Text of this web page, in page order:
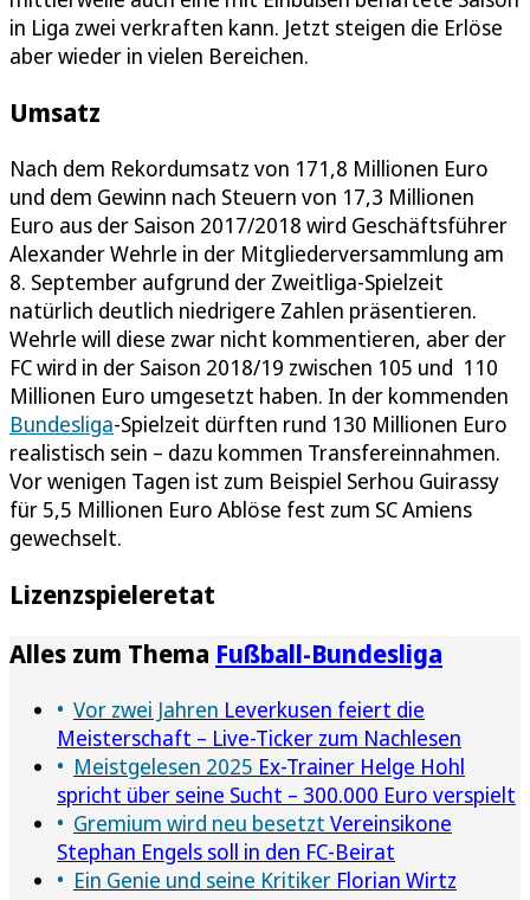
in Liga zwei verkraften kann. Jetzt steigen die Erlöse
aber wieder in vielen Bereichen.
Umsatz
Nach dem Rekordumsatz von 171,8 Millionen Euro
und dem Gewinn nach Steuern von 17,3 Millionen
Euro aus der Saison 2017/2018 wird Geschäftsführer
Alexander Wehrle in der Mitgliederversammlung am
8. September aufgrund der Zweitliga-Spielzeit
natürlich deutlich niedrigere Zahlen präsentieren.
Wehrle will diese zwar nicht kommentieren, aber der
FC wird in der Saison 2018/19 zwischen 105 und 110
Millionen Euro umgesetzt haben. In der kommenden
Bundesliga-Spielzeit dürften rund 130 Millionen Euro
realistisch sein – dazu kommen Transfereinnahmen.
Vor wenigen Tagen ist zum Beispiel Serhou Guirassy
für 5,5 Millionen Euro Ablöse fest zum SC Amiens
gewechselt.
Lizenzspieleretat
Alles zum Thema Fußball-Bundesliga
Vor zwei Jahren Leverkusen feiert die
Meisterschaft – Live-Ticker zum Nachlesen
Meistgelesen 2025 Ex-Trainer Helge Hohl
spricht über seine Sucht – 300.000 Euro verspielt
Gremium wird neu besetzt Vereinsikone
Stephan Engels soll in den FC-Beirat
Ein Genie und seine Kritiker Florian Wirtz